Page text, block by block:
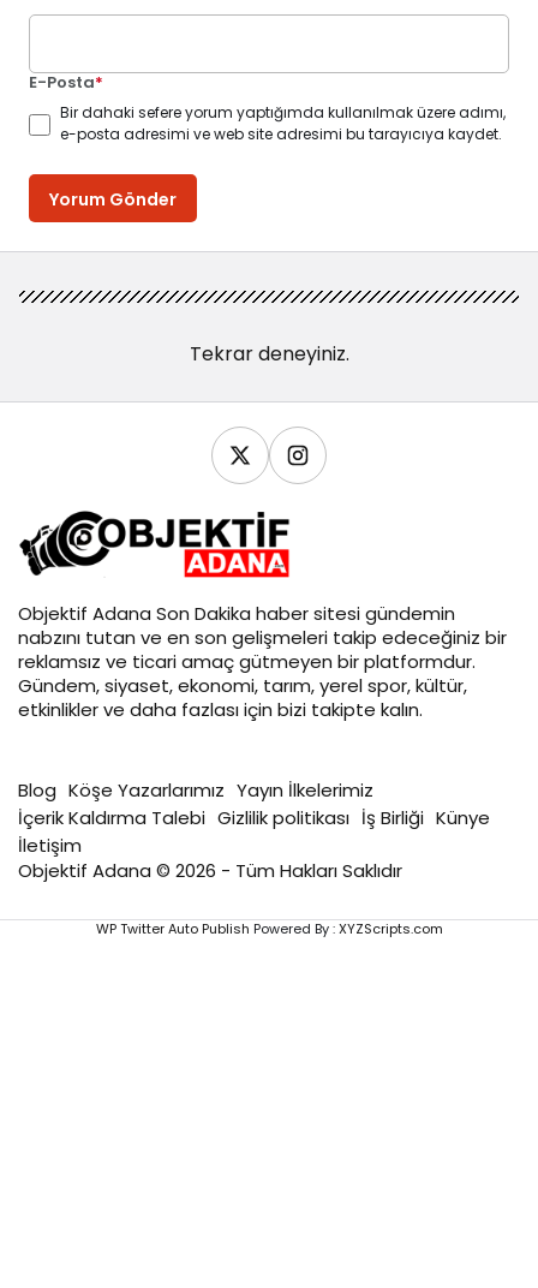
E-Posta*
Bir dahaki sefere yorum yaptığımda kullanılmak üzere adımı,
e-posta adresimi ve web site adresimi bu tarayıcıya kaydet.
Yorum Gönder
Tekrar deneyiniz.
Objektif Adana Son Dakika haber sitesi gündemin
nabzını tutan ve en son gelişmeleri takip edeceğiniz bir
reklamsız ve ticari amaç gütmeyen bir platformdur.
Gündem, siyaset, ekonomi, tarım, yerel spor, kültür,
etkinlikler ve daha fazlası için bizi takipte kalın.
Blog Köşe Yazarlarımız Yayın İlkelerimiz
İçerik Kaldırma Talebi Gizlilik politikası İş Birliği Künye
İletişim
Objektif Adana © 2026 - Tüm Hakları Saklıdır
WP Twitter Auto Publish Powered By :XYZScripts.com